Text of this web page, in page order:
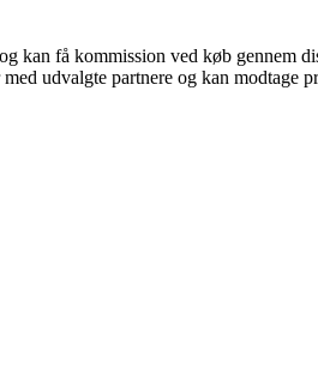
kan få kommission ved køb gennem
udvalgte partnere og kan